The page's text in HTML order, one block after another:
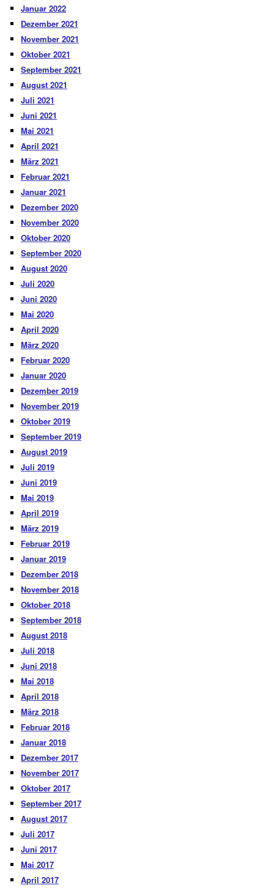
Januar 2022
Dezember 2021
November 2021
Oktober 2021
September 2021
August 2021
Juli 2021
Juni 2021
Mai 2021
April 2021
März 2021
Februar 2021
Januar 2021
Dezember 2020
November 2020
Oktober 2020
September 2020
August 2020
Juli 2020
Juni 2020
Mai 2020
April 2020
März 2020
Februar 2020
Januar 2020
Dezember 2019
November 2019
Oktober 2019
September 2019
August 2019
Juli 2019
Juni 2019
Mai 2019
April 2019
März 2019
Februar 2019
Januar 2019
Dezember 2018
November 2018
Oktober 2018
September 2018
August 2018
Juli 2018
Juni 2018
Mai 2018
April 2018
März 2018
Februar 2018
Januar 2018
Dezember 2017
November 2017
Oktober 2017
September 2017
August 2017
Juli 2017
Juni 2017
Mai 2017
April 2017